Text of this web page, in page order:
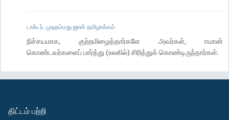
டாக்டர். முஹம்மது ஜான் தமிழாக்கம்
நிச்சயமாக, குற்றமிழைத்தார்களே அவர்கள், ஈமான்
கொண்டவர்களைப் பார்த்து (உலகில்) சிரித்துக் கொண்டிருந்தார்கள்.
திட்டம் பற்றி